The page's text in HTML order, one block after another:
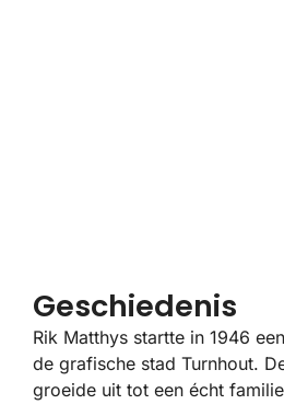
Geschiedenis
Rik Matthys startte in 1946
de grafische stad Turnhout.
groeide uit tot een écht